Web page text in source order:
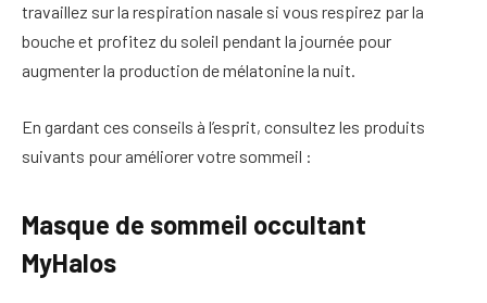
travaillez sur la respiration nasale si vous respirez par la
bouche et profitez du soleil pendant la journée pour
augmenter la production de mélatonine la nuit.
En gardant ces conseils à l’esprit, consultez les produits
suivants pour améliorer votre sommeil :
Masque de sommeil occultant
MyHalos